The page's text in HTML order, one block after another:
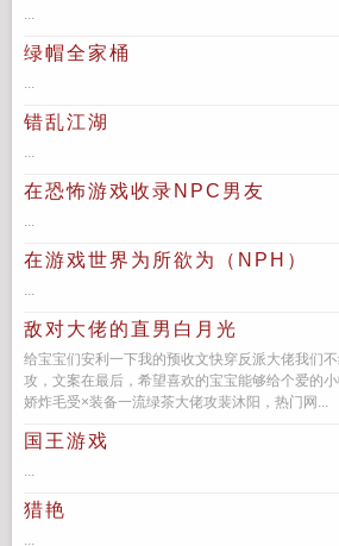
...
绿帽全家桶
...
错乱江湖
...
在恐怖游戏收录NPC男友
...
在游戏世界为所欲为（NPH）
...
敌对大佬的直男白月光
给宝宝们安利一下我的预收文快穿反派大佬我们
攻，文案在最后，希望喜欢的宝宝能够给个爱的
娇炸毛受×装备一流绿茶大佬攻裴沐阳，热门网...
国王游戏
...
猎艳
...